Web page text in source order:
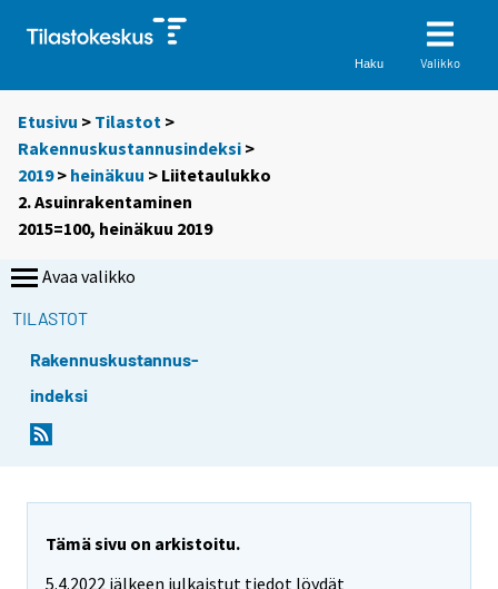
Haku Valikko
Etusivu > Tilastot >
Rakennuskustannusindeksi >
2019> heinäkuu > Liitetaulukko
2. Asuinrakentaminen
2015=100, heinäkuu 2019
Avaa valikko
TILASTOT
Rakennuskustannus-
indeksi
Tämä sivu on arkistoitu.
5.4.2022 jälkeen julkaistut tiedot löydät